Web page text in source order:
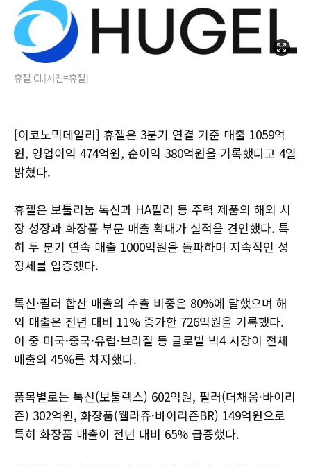
휴젤 CI.[사진=휴젤]
[이코노믹데일리] 휴젤은 3분기 연결 기준 매출 1059억
원, 영업이익 474억원, 순이익 380억원을 기록했다고 4일
밝혔다.
휴젤은 보툴리눔 톡신과 HA필러 등 주력 제품의 해외 시
장 성장과 화장품 부문 매출 확대가 실적을 견인했다. 특
히 두 분기 연속 매출 1000억원을 돌파하며 지속적인 성
장세를 입증했다.
톡신·필러 합산 매출의 수출 비중은 80%에 달했으며 해
외 매출은 전년 대비 11% 증가한 726억원을 기록했다.
이 중 미국·중국·유럽·브라질 등 글로벌 빅4 시장이 전체
매출의 45%를 차지했다.
품목별로는 톡신(보툴렉스) 602억원, 필러(더채움·바이리
즌) 302억원, 화장품(웰라쥬·바이리즌BR) 149억원으로
특히 화장품 매출이 전년 대비 65% 급증했다.